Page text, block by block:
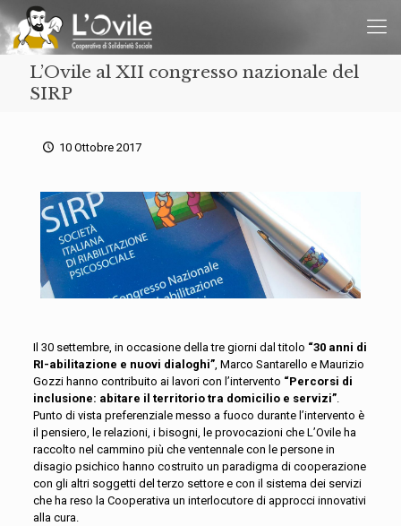
L’Ovile al XII congresso nazionale del
SIRP
10 Ottobre 2017
Il 30 settembre, in occasione della tre giorni dal titolo “30 anni di
RI-abilitazione e nuovi dialoghi”, Marco Santarello e Maurizio
Gozzi hanno contribuito ai lavori con l’intervento “Percorsi di
inclusione: abitare il territorio tra domicilio e servizi”.
Punto di vista preferenziale messo a fuoco durante l’intervento è
il pensiero, le relazioni, i bisogni, le provocazioni che L’Ovile ha
raccolto nel cammino più che ventennale con le persone in
disagio psichico hanno costruito un paradigma di cooperazione
con gli altri soggetti del terzo settore e con il sistema dei servizi
che ha reso la Cooperativa un interlocutore di approcci innovativi
alla cura.